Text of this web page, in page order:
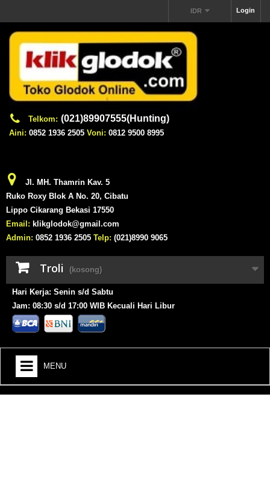
Login
IDR
Telkom: (021)89907555(Hunting)
Aini: 0852 1936 2505 Voni: 0812 9500 8995
Jl. MH. Thamrin Kav. 5
Ruko Roxy Blok A No. 20, Cibatu
Lippo Cikarang Bekasi 17550
Email: klikglodok@gmail.com
Admin: 0852 1936 2505 Telp: (021)8990 9065
Troli (kosong)
Hari Kerja: Senin s/d Sabtu
Jam: 08:30 s/d 17:00 WIB Kecuali Hari Libur
MENU